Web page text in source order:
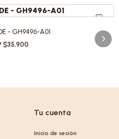
- GH9496-A01
$35,900
Tu cuenta
Inicio de sesión